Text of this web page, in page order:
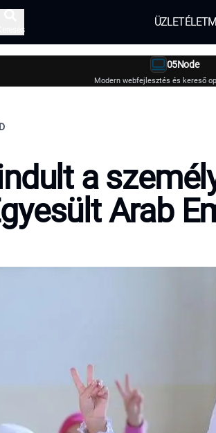
Keresés
ÜZLET
05Node
Modern webfejlesztés és kereső
a
Arab